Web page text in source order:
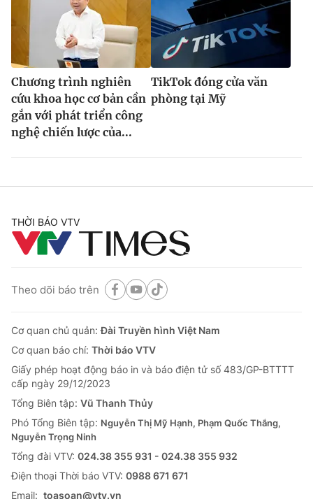
Chương trình nghiên
cứu khoa học cơ bản cần
gắn với phát triển công
nghệ chiến lược của...
TikTok đóng cửa văn
phòng tại Mỹ
THỜI BÁO VTV
Theo dõi báo trên
Cơ quan chủ quản:Đài Truyền hình Việt Nam
Cơ quan báo chí: Thời báo VTV
Giấy phép hoạt động báo in và báo điện tử số 483/GP-BTTTT
cấp ngày 29/12/2023
Tổng Biên tập: Vũ Thanh Thủy
Phó Tổng Biên tập: Nguyễn Thị Mỹ Hạnh, Phạm Quốc Thắng,
Nguyễn Trọng Ninh
Tổng đài VTV: 024.38 355 931 - 024.38 355 932
Ðiện thoại Thời báo VTV: 0988 671 671
Email: toasoan@vtv.vn